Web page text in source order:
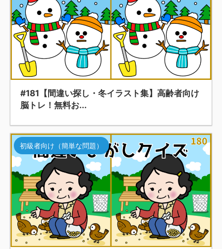
#181【間違い探し・冬イラスト集】高齢者向け
脳トレ！無料お...
初級者向け（簡単な問題）